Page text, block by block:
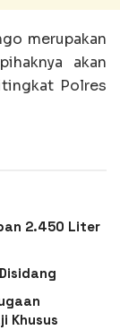
merupakan
akan
Polres
2.450 Liter
Khusus